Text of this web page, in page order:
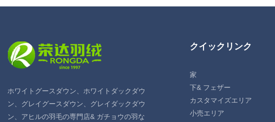
ホワイトグースダウン、ホワイトダックダウ
ン、グレイグースダウン、グレイダックダウ
ン、アヒルの羽毛の専門店& ガチョウの羽な
クイックリンク
家
下& フェザー
カスタマイズエリア
小売エリア